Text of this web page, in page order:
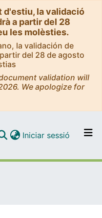
d'estiu, la validació
a partir del 28
les molèsties.
la validación de
del 28 de agosto
validation will
We apologize for
per tot el DD
publicar
Iniciar sessió (current)